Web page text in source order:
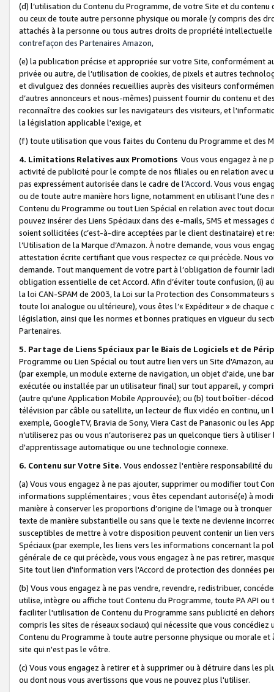
(d) l’utilisation du Contenu du Programme, de votre Site et du
ou ceux de toute autre personne physique ou morale (y compris des
attachés à la personne ou tous autres droits de propriété
contrefaçon des Partenaires Amazon,
(e) la publication précise et appropriée sur votre Site, conformément
privée ou autre, de l’utilisation de cookies, de pixels et autres
et divulguez des données recueillies auprès des visiteurs
d’autres annonceurs et nous-mêmes) puissent fournir du contenu et
reconnaître des cookies sur les navigateurs des visiteurs, et
la législation applicable l'exige, et
(f) toute utilisation que vous faites du Contenu du Programme et des
4. Limitations Relatives aux Promotions Vous vous engagez à ne
activité de publicité pour le compte de nos filiales ou en relation avec
pas expressément autorisée dans le cadre de l’Accord. Vous vous
ou de toute autre manière hors ligne, notamment en utilisant l’une
Contenu du Programme ou tout Lien Spécial en relation avec tout
pouvez insérer des Liens Spéciaux dans des e-mails, SMS et
soient sollicitées (c’est-à-dire acceptées par le client destinataire) et
l’Utilisation de la Marque d’Amazon. À notre demande, vous vous
attestation écrite certifiant que vous respectez ce qui précède. Nous
demande. Tout manquement de votre part à l’obligation de fournir
obligation essentielle de cet Accord. Afin d’éviter toute confusion, (i)
la loi CAN-SPAM de 2003, la Loi sur la Protection des
toute loi analogue ou ultérieure), vous êtes l’« Expéditeur » de
législation, ainsi que les normes et bonnes pratiques en vigueur du
Partenaires.
5. Partage de Liens Spéciaux par le Biais de Logiciels et de
Programme ou Lien Spécial ou tout autre lien vers un Site d'Amazon,
(par exemple, un module externe de navigation, un objet d'aide, une
exécutée ou installée par un utilisateur final) sur tout appareil, y
(autre qu'une Application Mobile Approuvée); ou (b) tout boîtier-
télévision par câble ou satellite, un lecteur de flux vidéo en continu,
exemple, GoogleTV, Bravia de Sony, Viera Cast de Panasonic ou les
n’utiliserez pas ou vous n’autoriserez pas un quelconque tiers à
d'apprentissage automatique ou une technologie connexe.
6. Contenu sur Votre Site. Vous endossez l'entière responsabilité
(a) Vous vous engagez à ne pas ajouter, supprimer ou modifier tout
informations supplémentaires ; vous êtes cependant autorisé(e) à
manière à conserver les proportions d’origine de l’image ou à
texte de manière substantielle ou sans que le texte ne devienne
susceptibles de mettre à votre disposition peuvent contenir un lien
Spéciaux (par exemple, les liens vers les informations concernant la
générale de ce qui précède, vous vous engagez à ne pas retirer,
Site tout lien d'information vers l'Accord de protection des données
(b) Vous vous engagez à ne pas vendre, revendre, redistribuer,
utilise, intègre ou affiche tout Contenu du Programme, toute PA API
faciliter l'utilisation de Contenu du Programme sans publicité en
compris les sites de réseaux sociaux) qui nécessite que vous
Contenu du Programme à toute autre personne physique ou morale
site qui n'est pas le vôtre.
(c) Vous vous engagez à retirer et à supprimer ou à détruire dans les
ou dont nous vous avertissons que vous ne pouvez plus l'utiliser.